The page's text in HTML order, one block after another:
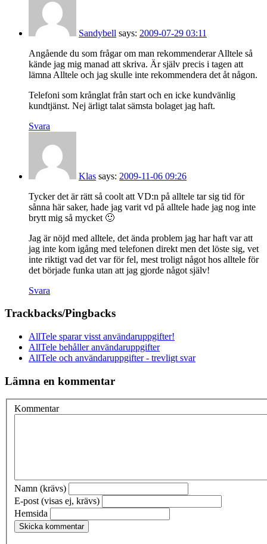
Sandybell says: 2009-07-29 03:11
Angående du som frågar om man rekommenderar Alltele så
kände jag mig manad att skriva. Är själv precis i tagen att
lämna Alltele och jag skulle inte rekommendera det åt någon.
Telefoni som krånglat från start och en icke kundvänlig
kundtjänst. Nej ärligt talat sämsta bolaget jag haft.
Svara
Klas says: 2009-11-06 09:26
Tycker det är rätt så coolt att VD:n på alltele tar sig tid för
sånna här saker, hade jag varit vd på alltele hade jag nog inte
brytt mig så mycket 🙂
Jag är nöjd med alltele, det ända problem jag har haft var att
jag inte kom igång med telefonen direkt men det löste sig, vet
inte riktigt vad det var för fel, mest troligt något hos alltele för
det började funka utan att jag gjorde något själv!
Svara
Trackbacks/Pingbacks
AllTele sparar visst användaruppgifter!
AllTele behåller användaruppgifter
AllTele och användaruppgifter - trevligt svar
Lämna en kommentar
Kommentar
Namn (krävs)
E-post (visas ej, krävs)
Hemsida